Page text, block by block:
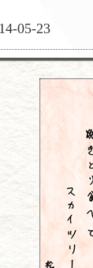
05-23